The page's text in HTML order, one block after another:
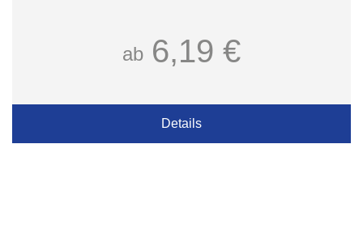
ab 6,19 €
Details